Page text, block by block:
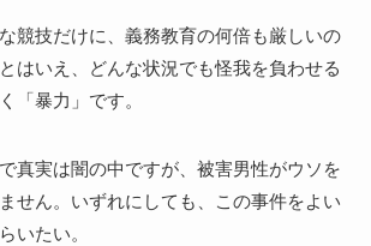
競技だけに、義務教育の何倍も厳しいの
はいえ、どんな状況でも怪我を負わせる
「暴力」です。
真実は闇の中ですが、被害男性がウソを
せん。いずれにしても、この事件をよい
いたい。